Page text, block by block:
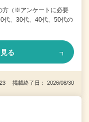
方（※アンケートに必要
、30代、40代、50代の
る
掲載終了日： 2026/08/30